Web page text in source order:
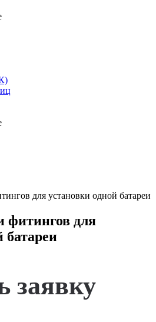
для установки одной батареи
фитингов для
батареи
заявку